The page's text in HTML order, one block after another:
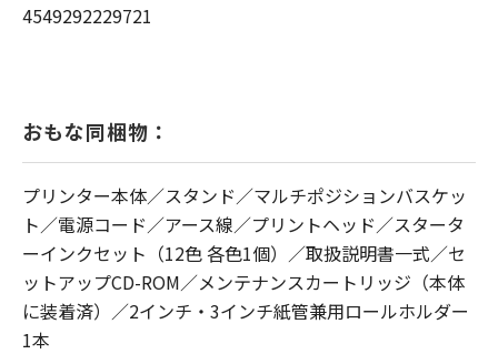
4549292229721
おもな同梱物：
プリンター本体／スタンド／マルチポジションバスケッ
ト／電源コード／アース線／プリントヘッド／スタータ
ーインクセット（12色 各色1個）／取扱説明書一式／セ
ットアップCD-ROM／メンテナンスカートリッジ（本体
に装着済）／2インチ・3インチ紙管兼用ロールホルダー
1本